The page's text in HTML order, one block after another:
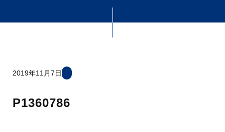
2019年11月7日
P1360786